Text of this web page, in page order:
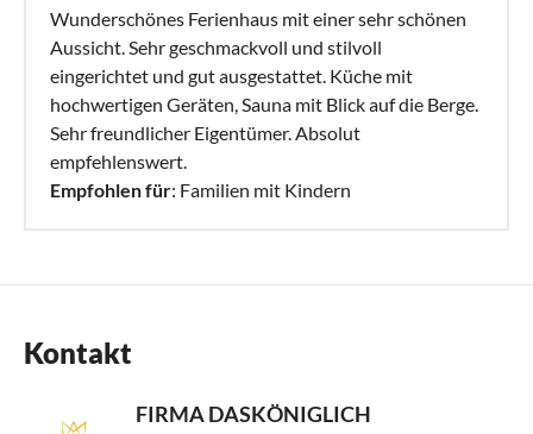
Wunderschönes Ferienhaus mit einer sehr schönen
Aussicht. Sehr geschmackvoll und stilvoll
eingerichtet und gut ausgestattet. Küche mit
hochwertigen Geräten, Sauna mit Blick auf die Berge.
Sehr freundlicher Eigentümer. Absolut
empfehlenswert.
Empfohlen für: Familien mit Kindern
Kontakt
FIRMA DASKÖNIGLICH